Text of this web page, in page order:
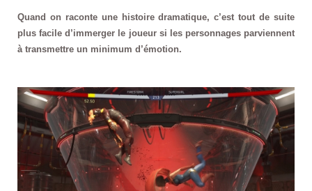
Quand on raconte une histoire dramatique, c’est tout de suite
plus facile d’immerger le joueur si les personnages parviennent
à transmettre un minimum d’émotion.